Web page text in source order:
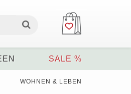
SALE %
WOHNEN & LEBEN